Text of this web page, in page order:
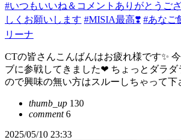
#いつもいいね＆コメントありがとうご
しくお願いします #MISIA最高❣️ #あなご
リーナ
CTの皆さんこんばんはお疲れ様です✨
ブに参戦してきました❤ ちょっとダラダ
ので興味の無い方はスルーしちゃって下
thumb_up 130
comment6
2025/05/10 23:33